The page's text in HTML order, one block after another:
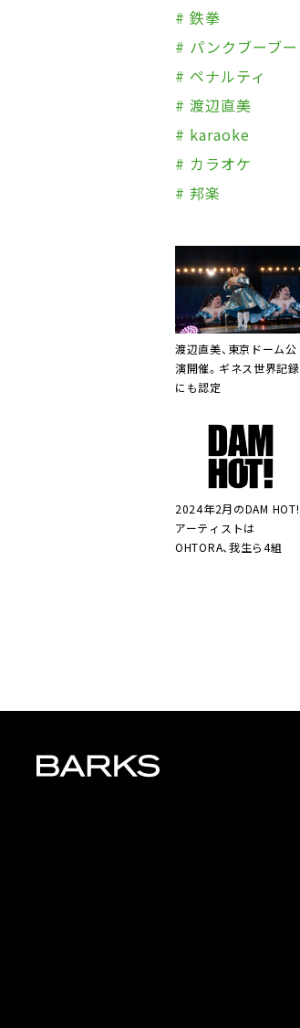
# 鉄拳
# パンクブーブー
# ペナルティ
# 渡辺直美
# karaoke
# カラオケ
# 邦楽
渡辺直美、東京ドーム公
演開催。ギネス世界記録
にも認定
2024年2月のDAM HOT!
アーティストは
OHTORA、我生ら4組